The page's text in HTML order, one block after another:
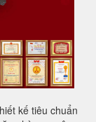
kế tiêu chuẩn